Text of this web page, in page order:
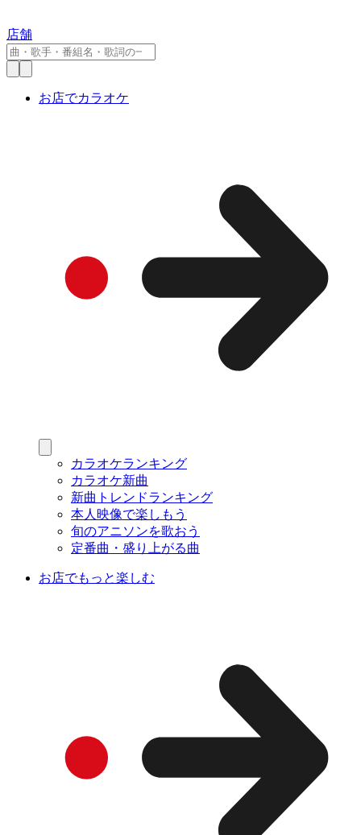
店舗
お店でカラオケ
カラオケランキング
カラオケ新曲
新曲トレンドランキング
本人映像で楽しもう
旬のアニソンを歌おう
定番曲・盛り上がる曲
お店でもっと楽しむ